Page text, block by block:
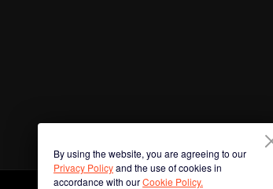
By using the website, you are agreeing to our
Privacy Policyand the use of cookies in
accordance with ourCookie Policy.